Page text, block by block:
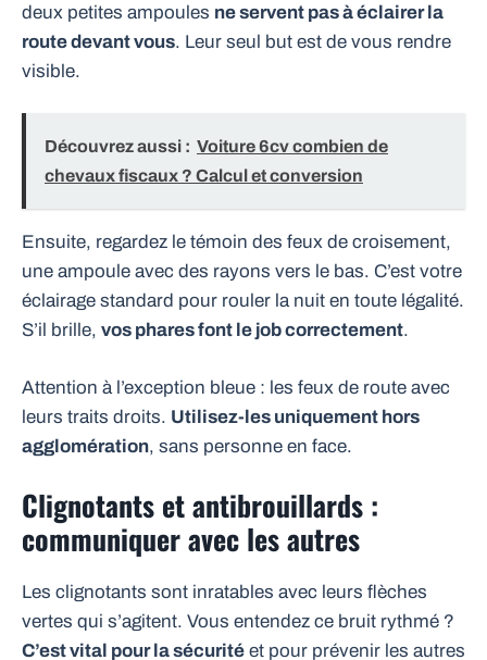
deux petites ampoules ne servent pas à éclairer la
route devant vous. Leur seul but est de vous rendre
visible.
Découvrez aussi : Voiture 6cv combien de
chevaux fiscaux ? Calcul et conversion
Ensuite, regardez le témoin des feux de croisement,
une ampoule avec des rayons vers le bas. C’est votre
éclairage standard pour rouler la nuit en toute légalité.
S’il brille, vos phares font le job correctement.
Attention à l’exception bleue : les feux de route avec
leurs traits droits. Utilisez-les uniquement hors
agglomération, sans personne en face.
Clignotants et antibrouillards :
communiquer avec les autres
Les clignotants sont inratables avec leurs flèches
vertes qui s’agitent. Vous entendez ce bruit rythmé ?
C’est vital pour la sécurité et pour prévenir les autres